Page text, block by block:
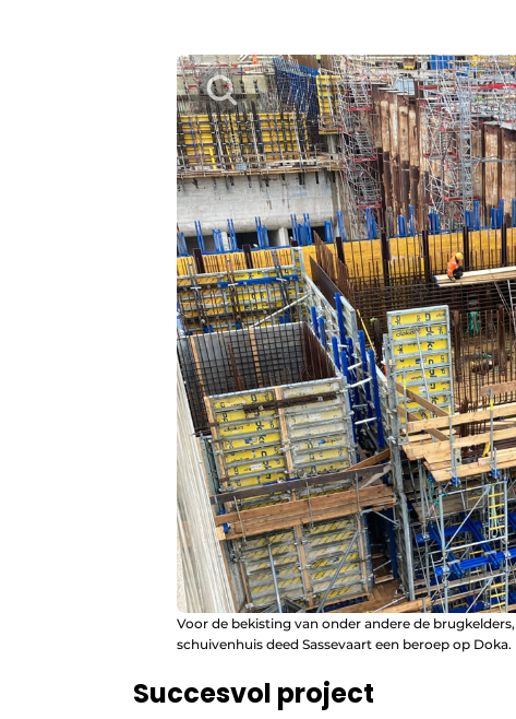
Voor de bekisting van onder andere de
schuivenhuis deed Sassevaart een beroep op Doka.
Succesvol project